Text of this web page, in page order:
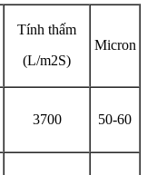
Tính thấm
(L/m2S)
Micron
3700 50-60